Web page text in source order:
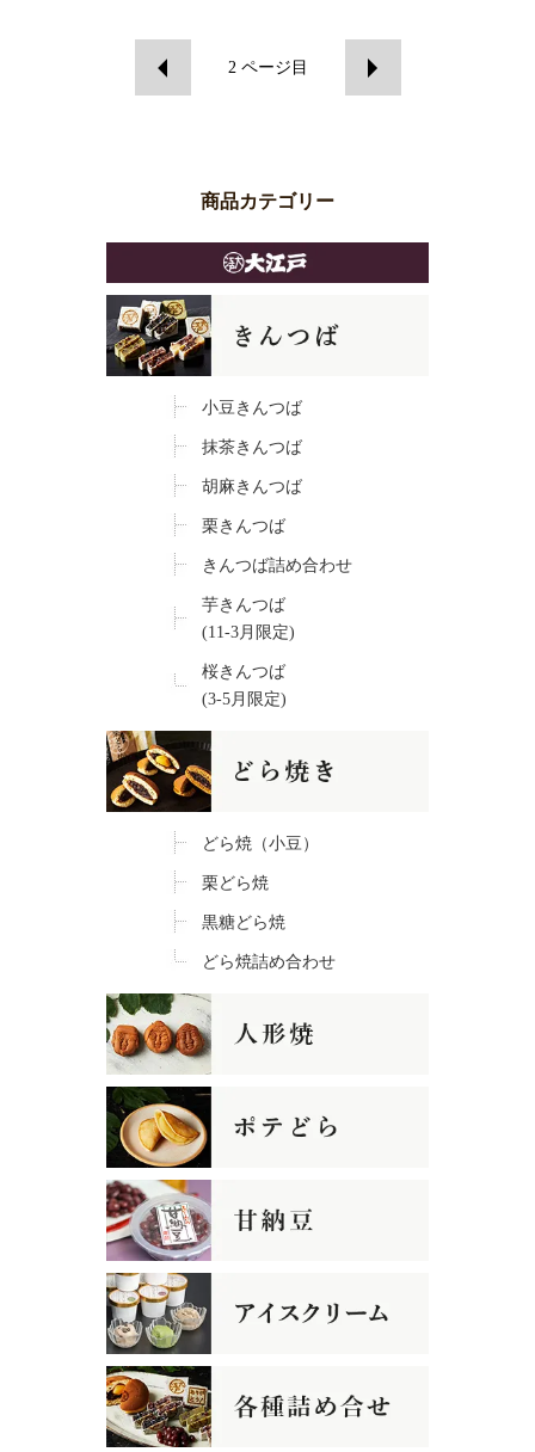
2 ページ目
商品カテゴリー
小豆きんつば
抹茶きんつば
胡麻きんつば
栗きんつば
きんつば詰め合わせ
芋きんつば
(11-3月限定)
桜きんつば
(3-5月限定)
どら焼（小豆）
栗どら焼
黒糖どら焼
どら焼詰め合わせ